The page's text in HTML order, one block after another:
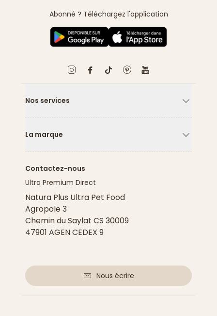
Abonné ? Téléchargez l'application
Nos services
La marque
Contactez-nous
Ultra Premium Direct
Natura Plus Ultra Pet Food
Agropole 3
Chemin du Saylat CS 30009
47901 AGEN CEDEX 9
Nous écrire